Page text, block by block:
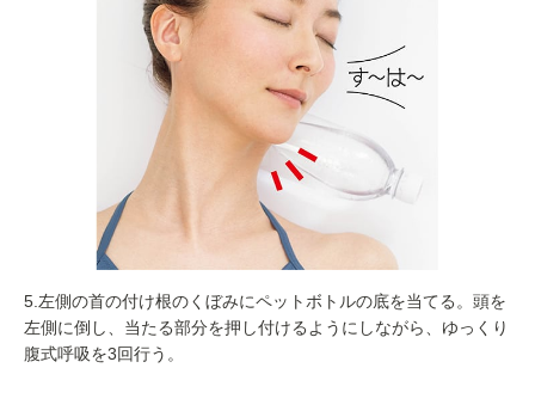
5.左側の首の付け根のくぼみにペットボトルの底を当てる。頭を
左側に倒し、当たる部分を押し付けるようにしながら、ゆっくり
腹式呼吸を3回行う。